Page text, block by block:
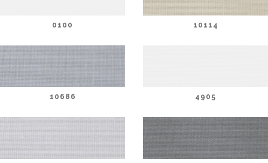
0100 10114
10686 4905